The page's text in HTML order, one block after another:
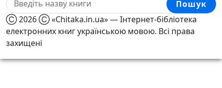
Пошук
Ⓒ 2026 Ⓒ «Chitaka.in.ua» — Інтернет-бібліотека
електронних книг українською мовою. Всі права
захищені